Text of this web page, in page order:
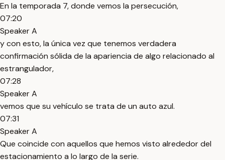
En la temporada 7, donde vemos la persecución,
07:20
Speaker A
y con esto, la única vez que tenemos verdadera
confirmación sólida de la apariencia de algo relacionado al
estrangulador,
07:28
Speaker A
vemos que su vehículo se trata de un auto azul.
07:31
Speaker A
Que coincide con aquellos que hemos visto alrededor del
estacionamiento a lo largo de la serie.